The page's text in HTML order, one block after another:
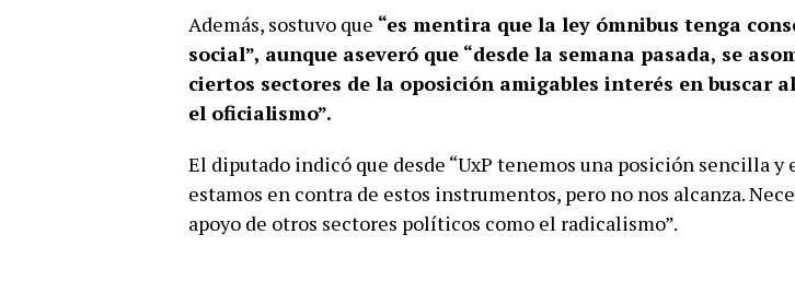
Además, sostuvo que “es mentira que la ley ómnibus tenga
social”, aunque aseveró que “desde la semana pasada, se
ciertos sectores de la oposición amigables interés en buscar
el oficialismo”.
El diputado indicó que desde “UxP tenemos una posición sencilla y
estamos en contra de estos instrumentos, pero no nos alcanza.
apoyo de otros sectores políticos como el radicalismo”.